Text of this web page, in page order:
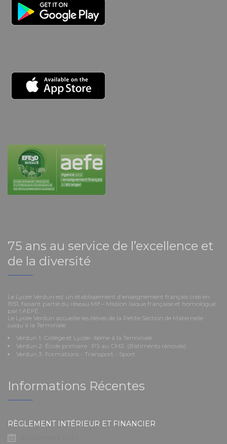
75 ans au service de l’excellence et
de la diversité
Le Lycée Verdun est un établissement d’enseignement français créé en
1951, faisant partie du réseau Mlf – Mission laïque française et homologué
par l’AEFE.
Le Lycée Verdun accueille les élèves de la Petite Section de Maternelle
jusqu’à la Terminale:
Verdun 1: Collège et Lycée- 6ème à la Terminale
Verdun 2: École primaire : PS au CM2. (Bâtiments rénovés).
Verdun 3: Formations - Transport - Sport
Informations Récentes
RÈGLEMENT INTÉRIEUR ET FINANCIER